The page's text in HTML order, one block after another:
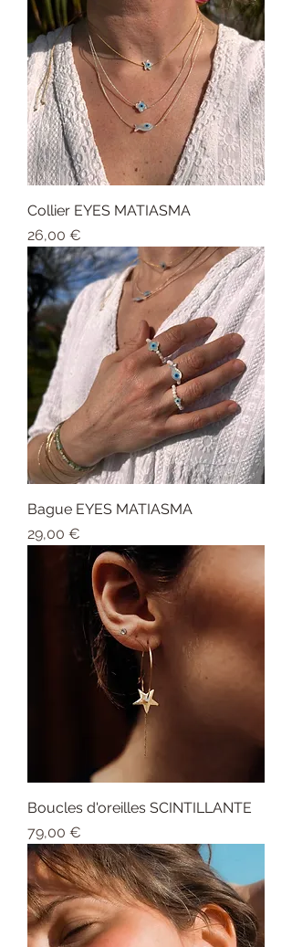
Collier EYES MATIASMA
Prix
26,00 €
Bague EYES MATIASMA
Prix
29,00 €
Boucles d'oreilles SCINTILLANTE
Prix
79,00 €